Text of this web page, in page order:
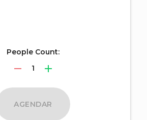
People Count:
remove 1 add
AGENDAR